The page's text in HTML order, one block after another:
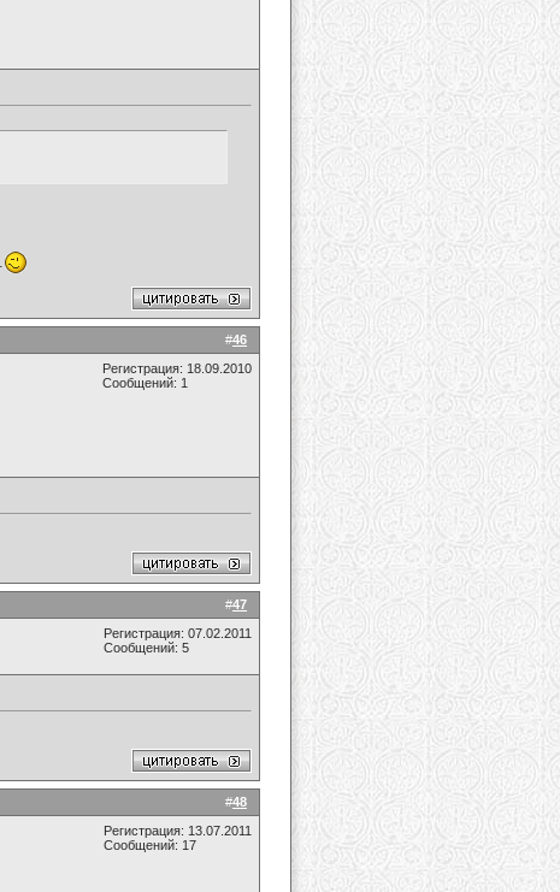
#46
Регистрация: 18.09.2010
Сообщений: 1
#47
Регистрация: 07.02.2011
Сообщений: 5
#48
Регистрация: 13.07.2011
Сообщений: 17